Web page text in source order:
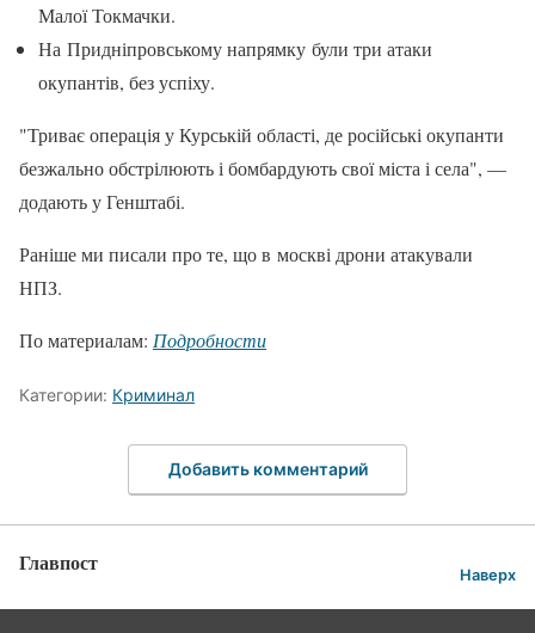
Малої Токмачки.
На Придніпровському напрямку були три атаки
окупантів, без успіху.
"Триває операція у Курській області, де російські окупанти
безжально обстрілюють і бомбардують свої міста і села", —
додають у Генштабі.
Раніше ми писали про те, що в москві дрони атакували
НПЗ.
По материалам: Подробности
Категории: Криминал
Добавить комментарий
Главпост Наверх